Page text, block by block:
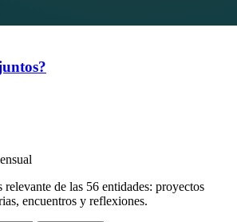
de las 56 entidades: proyectos
encuentros y reflexiones.